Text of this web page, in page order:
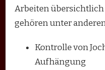
Arbeiten
gehören unter
Kontrolle von
Aufhängung